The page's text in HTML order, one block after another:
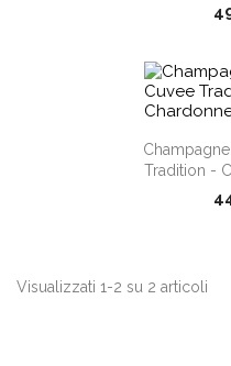
Tradition -
Visualizzati 1-2 su 2 articoli